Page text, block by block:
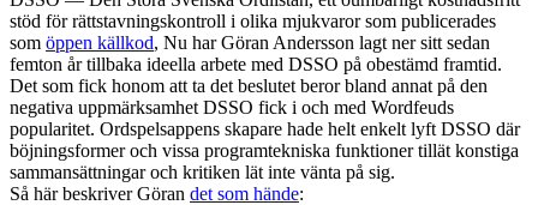
stöd för rättstavningskontroll i olika mjukvaror som publicerades
som öppen källkod, Nu har Göran Andersson lagt ner sitt sedan
femton år tillbaka ideella arbete med DSSO på obestämd framtid.
Det som fick honom att ta det beslutet beror bland annat på den
negativa uppmärksamhet DSSO fick i och med Wordfeuds
popularitet. Ordspelsappens skapare hade helt enkelt lyft DSSO där
böjningsformer och vissa programtekniska funktioner tillät konstiga
sammansättningar och kritiken lät inte vänta på sig.
Så här beskriver Göran det som hände: